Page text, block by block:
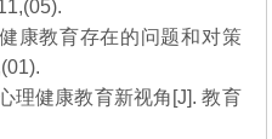
康教育存在的问题和对策
理健康教育新视角[J]. 教育